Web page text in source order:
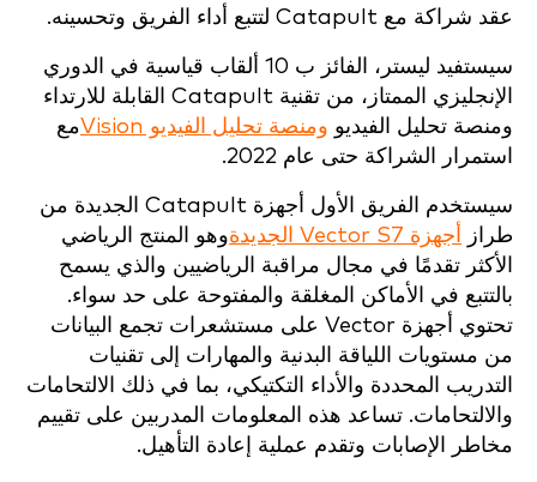
عقد شراكة مع Catapult لتتبع أداء الفريق وتحسينه.
سيستفيد ليستر، الفائز ب 10 ألقاب قياسية في الدوري
الإنجليزي الممتاز، من تقنية Catapult القابلة للارتداء
ومنصة تحليل الفيديو ومنصة تحليل الفيديو Vision
مع
استمرار الشراكة حتى عام 2022.
سيستخدم الفريق الأول أجهزة Catapult الجديدة من
طراز
أجهزة Vector S7 الجديدة
وهو المنتج الرياضي
الأكثر تقدمًا في مجال مراقبة الرياضيين والذي يسمح
بالتتبع في الأماكن المغلقة والمفتوحة على حد سواء.
تحتوي أجهزة Vector على مستشعرات تجمع البيانات
من مستويات اللياقة البدنية والمهارات إلى تقنيات
التدريب المحددة والأداء التكتيكي، بما في ذلك الالتحامات
والالتحامات. تساعد هذه المعلومات المدربين على تقييم
مخاطر الإصابات وتقدم عملية إعادة التأهيل.